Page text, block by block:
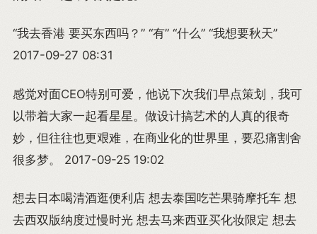
“我去香港 要买东西吗？” “有” “什么” “我想要秋天”
2017-09-27 08:31
感觉对面CEO特别可爱，他说下次我们早点策划，我可
以带着大家一起看星星。做设计搞艺术的人真的很奇
妙，但往往也更艰难，在商业化的世界里，要忍痛割舍
很多梦。 2017-09-25 19:02
想去日本喝清酒逛便利店 想去泰国吃芒果骑摩托车 想
去西双版纳度过慢时光 想去马来西亚买化妆限定 想去